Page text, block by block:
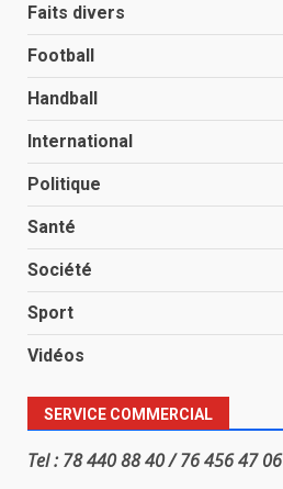
Faits divers
Football
Handball
International
Politique
Santé
Société
Sport
Vidéos
SERVICE COMMERCIAL
Tel : 78 440 88 40 / 76 456 47 06